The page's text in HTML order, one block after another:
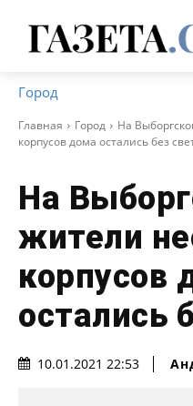
Город
Главная Город
На
корпусов дома остались без
На
жители
корпусов
остались
10.01.2021 22:53